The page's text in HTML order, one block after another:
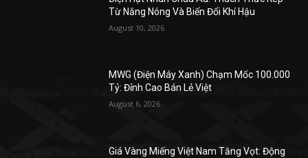
Từ Nắng Nóng Và Biến Đổi Khí Hậu
August 10, 2026
MWG (Điện Máy Xanh) Chạm Mốc 100.000
Tỷ: Đỉnh Cao Bán Lẻ Việt
August 6, 2026
Giá Vàng Miếng Việt Nam Tăng Vọt: Động